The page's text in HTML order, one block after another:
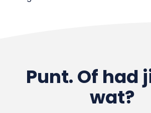
Punt. Of had
wat?